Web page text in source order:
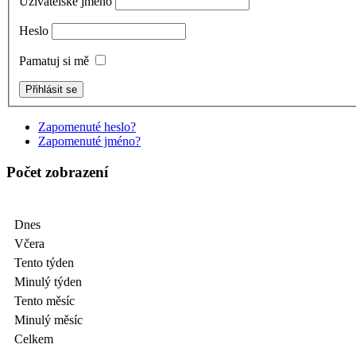
Heslo
Pamatuj si mě
Zapomenuté heslo?
Zapomenuté jméno?
Počet zobrazení
Dnes
Včera
Tento týden
Minulý týden
Tento měsíc
Minulý měsíc
Celkem